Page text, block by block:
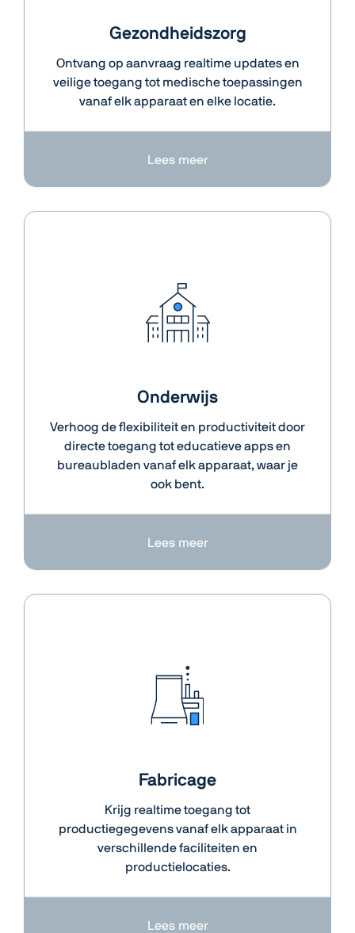
Gezondheidszorg
Ontvang op aanvraag realtime updates en
veilige toegang tot medische toepassingen
vanaf elk apparaat en elke locatie.
Lees meer
Onderwijs
Verhoog de flexibiliteit en productiviteit door
directe toegang tot educatieve apps en
bureaubladen vanaf elk apparaat, waar je
ook bent.
Lees meer
Fabricage
Krijg realtime toegang tot
productiegegevens vanaf elk apparaat in
verschillende faciliteiten en
productielocaties.
Lees meer